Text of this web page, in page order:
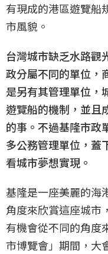
有現成的港區遊覽船
市風貌。
台灣城市缺乏水路觀
政分屬不同的單位，
是另有其管理單位，
遊覽船的機制，並且
的事。不過基隆市政
多公務管理單位，蓋
看城市夢想實現。
基隆是一座美麗的海
角度來欣賞這座城市
有機會從不同的角度
市博覽會」期間，大